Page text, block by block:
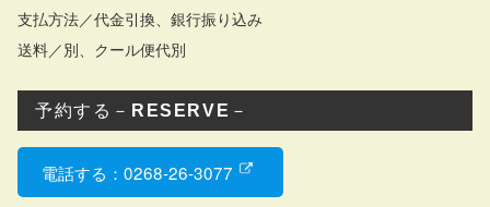
支払方法／代金引換、銀行振り込み
送料／別、クール便代別
予約する－ RESERVE －
電話する：0268-26-3077